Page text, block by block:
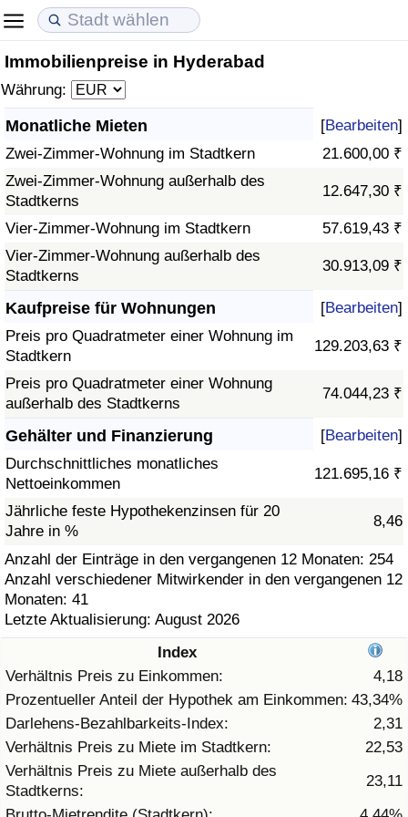
Immobilienpreise in Hyderabad
Währung:
Monatliche Mieten [Bearbeiten]
Zwei-Zimmer-Wohnung im Stadtkern
21.600,00 ₹
Zwei-Zimmer-Wohnung außerhalb des
Stadtkerns
12.647,30 ₹
Vier-Zimmer-Wohnung im Stadtkern
57.619,43 ₹
Vier-Zimmer-Wohnung außerhalb des
Stadtkerns
30.913,09 ₹
Kaufpreise für Wohnungen [Bearbeiten]
Preis pro Quadratmeter einer Wohnung im
Stadtkern
129.203,63 ₹
Preis pro Quadratmeter einer Wohnung
außerhalb des Stadtkerns
74.044,23 ₹
Gehälter und Finanzierung [Bearbeiten]
Durchschnittliches monatliches
Nettoeinkommen
121.695,16 ₹
Jährliche feste Hypothekenzinsen für 20
Jahre in %
8,46
Anzahl der Einträge in den vergangenen 12 Monaten: 254
Anzahl verschiedener Mitwirkender in den vergangenen 12
Monaten: 41
Letzte Aktualisierung: August 2026
Index
Verhältnis Preis zu Einkommen:
4,18
Prozentueller Anteil der Hypothek am Einkommen: 43,34%
Darlehens-Bezahlbarkeits-Index:
2,31
Verhältnis Preis zu Miete im Stadtkern:
22,53
Verhältnis Preis zu Miete außerhalb des
Stadtkerns:
23,11
Lebenshaltungskosten
Lebenshaltungskosten-Index (aktuell)
Lebenshaltungskosten-Index
Lebenshaltungskosten-Index nach Land
in Akaba
Immobilienpreise
Immobilienpreis-Index (aktuell)
Immobilienpreis-Index
Immobilienpreis-Index nach Land
Lebensqualität
Lebensqualität-Index
Lebensqualität-Index (aktuell)
Lebensqualitätsindex nach Land
Kriminalität
Kriminalitäts-Index (aktuell)
Kriminalitäts-Index
Kriminalitätsindex nach Land
Gesundheitsversorgung
Gesundheitsversorgungs-Index (aktuell)
Gesundheitsversorgungs-Index
Gesundheitsversorgungs-Index nach Land
Umweltverschmutzung
Umweltverschmutzungs-Index (aktuell)
Verschmutzungsindex
Umweltverschmutzungs-Index nach Land
Verkehr